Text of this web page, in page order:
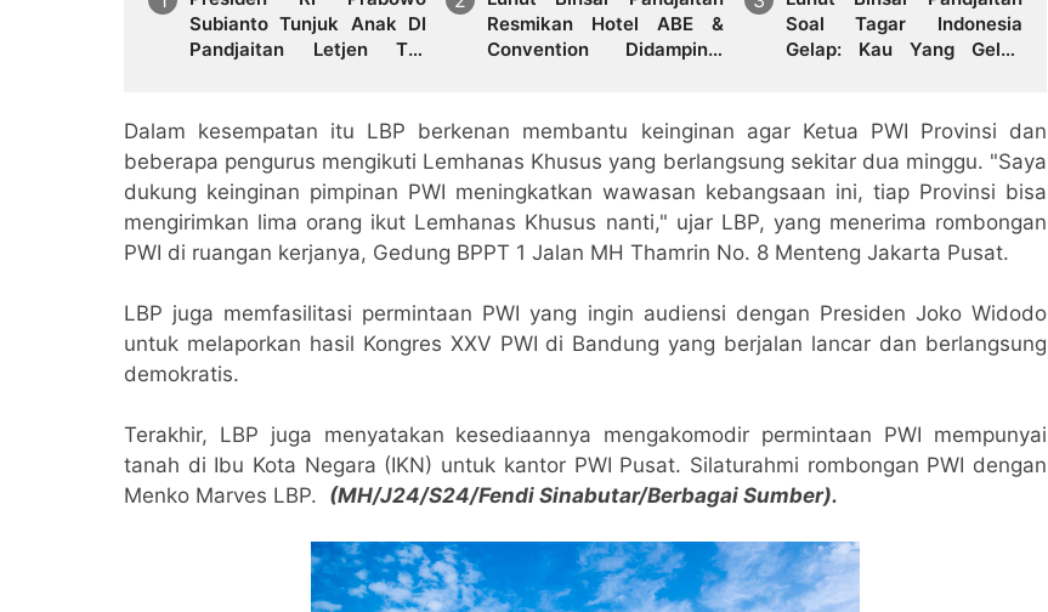
Subianto Tunjuk Anak DI
Pandjaitan Letjen TNI
Singapura
Resmikan Hotel ABE &
Convention Didampingi
Soal Tagar Indonesia
Gelap: Kau Yang Gelap
Dalam kesempatan itu LBP berkenan membantu keinginan agar Ketua PWI Provinsi dan
beberapa pengurus mengikuti Lemhanas Khusus yang berlangsung sekitar dua minggu. "Saya
dukung keinginan pimpinan PWI meningkatkan wawasan kebangsaan ini, tiap Provinsi bisa
mengirimkan lima orang ikut Lemhanas Khusus nanti," ujar LBP, yang menerima rombongan
PWI di ruangan kerjanya, Gedung BPPT 1 Jalan MH Thamrin No. 8 Menteng Jakarta Pusat.
LBP juga memfasilitasi permintaan PWI yang ingin audiensi dengan Presiden Joko Widodo
untuk melaporkan hasil Kongres XXV PWI di Bandung yang berjalan lancar dan berlangsung
demokratis.
Terakhir, LBP juga menyatakan kesediaannya mengakomodir permintaan PWI mempunyai
tanah di Ibu Kota Negara (IKN) untuk kantor PWI Pusat. Silaturahmi rombongan PWI dengan
Menko Marves LBP. (MH/J24/S24/Fendi Sinabutar/Berbagai Sumber).